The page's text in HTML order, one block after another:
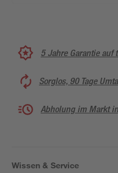
5 Jahre Garantie auf
Sorglos, 90 Tage
Abholung im Markt
Wissen & Service